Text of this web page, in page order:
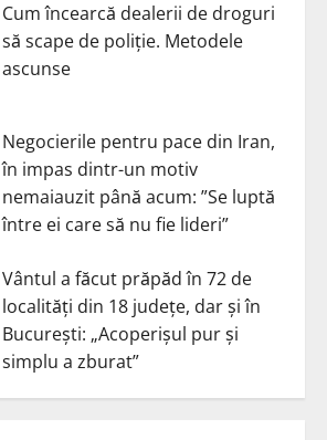
Cum încearcă dealerii de droguri
să scape de poliție. Metodele
ascunse
Negocierile pentru pace din Iran,
în impas dintr-un motiv
nemaiauzit până acum: ”Se luptă
între ei care să nu fie lideri”
Vântul a făcut prăpăd în 72 de
localități din 18 județe, dar și în
București: „Acoperișul pur și
simplu a zburat”